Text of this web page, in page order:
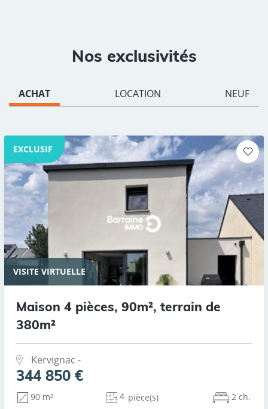
Nos exclusivités
ACHAT LOCATION NEUF
EXCLUSIF
VISITE VIRTUELLE
Maison 4 pièces, 90m², terrain de
380m²
Kervignac -
344 850 €
90 m² 4 pièce(s) 2 ch.